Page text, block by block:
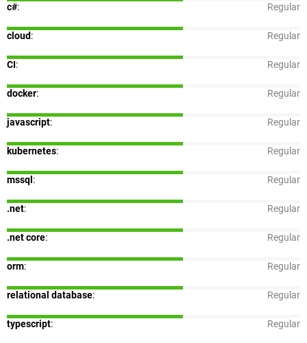
c#: Regular
cloud: Regular
CI: Regular
docker: Regular
javascript: Regular
kubernetes: Regular
mssql : Regular
.net: Regular
.net core: Regular
orm: Regular
relational database: Regular
typescript: Regular